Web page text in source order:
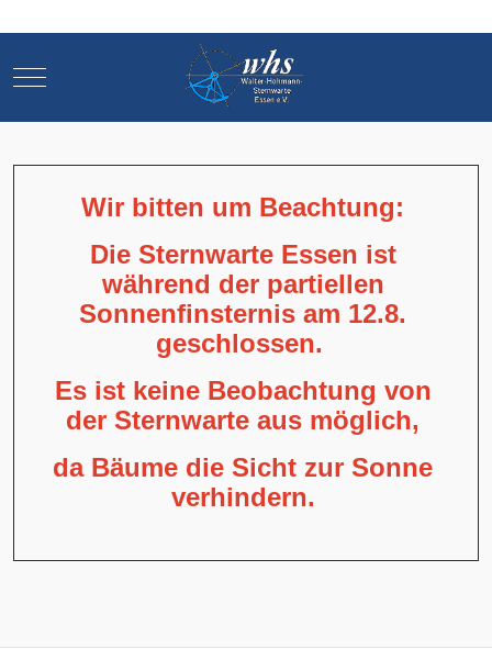
Mobile Menu Toggle
Wir bitten um Beachtung:
Die Sternwarte Essen ist
während der partiellen
Sonnenfinsternis am 12.8.
geschlossen.
Es ist keine Beobachtung von
der Sternwarte aus möglich,
da Bäume die Sicht zur Sonne
verhindern.